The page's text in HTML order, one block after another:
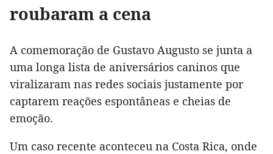
roubaram a cena
A comemoração de Gustavo Augusto se junta a
uma longa lista de aniversários caninos que
viralizaram nas redes sociais justamente por
captarem reações espontâneas e cheias de
emoção.
Um caso recente aconteceu na Costa Rica, onde